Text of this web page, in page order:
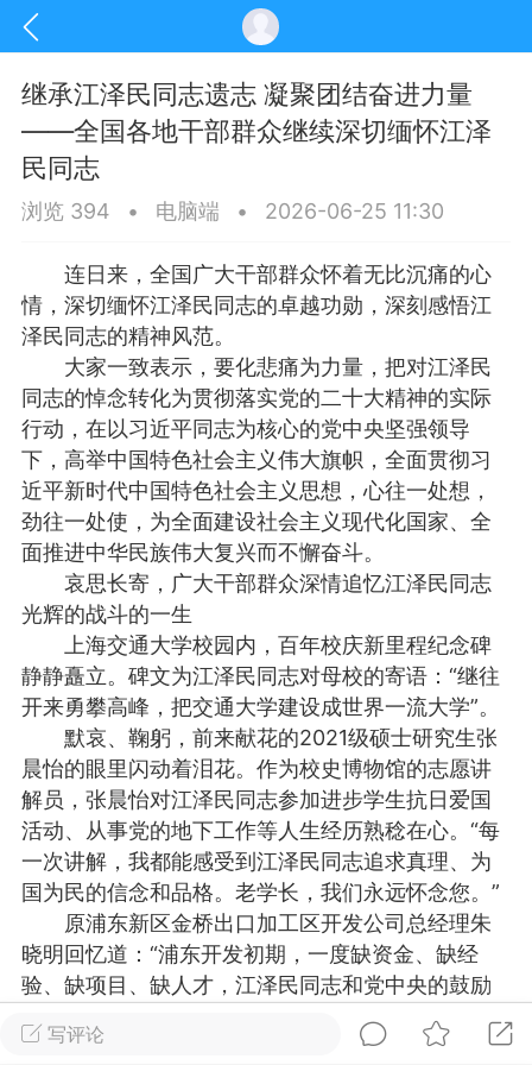
印象文山 商务服务 家政服务
问答 闲谈 服务
Lv 6
28 17:58
电脑端 公开内容
，我来了
锡
2.53w
生活在线
VIP 7
28 12:59
电脑端 公开内容
：街巷间的爽滑滋味
山街巷，米线摊前已排起长队。老板娘
有的米线放进沸水，“米线要选白亮柔韧
写评论
继承江泽民同志遗志 凝聚团结奋进力量
——全国各地干部群众继续深切缅怀江泽
民同志
浏览 394 • 电脑端 • 2026-06-25 11:30
连日来，全国广大干部群众怀着无比沉痛的心
情，深切缅怀江泽民同志的卓越功勋，深刻感悟江
泽民同志的精神风范。
大家一致表示，要化悲痛为力量，把对江泽民
同志的悼念转化为贯彻落实党的二十大精神的实际
行动，在以习近平同志为核心的党中央坚强领导
下，高举中国特色社会主义伟大旗帜，全面贯彻习
近平新时代中国特色社会主义思想，心往一处想，
劲往一处使，为全面建设社会主义现代化国家、全
面推进中华民族伟大复兴而不懈奋斗。
哀思长寄，广大干部群众深情追忆江泽民同志
光辉的战斗的一生
上海交通大学校园内，百年校庆新里程纪念碑
静静矗立。碑文为江泽民同志对母校的寄语：“继往
开来勇攀高峰，把交通大学建设成世界一流大学”。
默哀、鞠躬，前来献花的2021级硕士研究生张
晨怡的眼里闪动着泪花。作为校史博物馆的志愿讲
解员，张晨怡对江泽民同志参加进步学生抗日爱国
活动、从事党的地下工作等人生经历熟稔在心。“每
一次讲解，我都能感受到江泽民同志追求真理、为
国为民的信念和品格。老学长，我们永远怀念您。”
原浦东新区金桥出口加工区开发公司总经理朱
晓明回忆道：“浦东开发初期，一度缺资金、缺经
验、缺项目、缺人才，江泽民同志和党中央的鼓励
让我们不缺情怀、不缺智慧、不缺创业创新的胆
魄。我们非常敬佩江泽民同志的高瞻远瞩。”